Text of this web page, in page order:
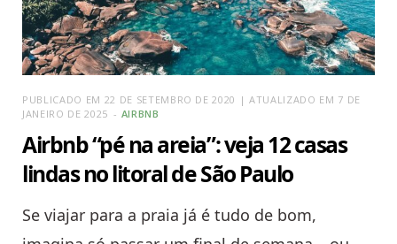
PUBLICADO EM 22 DE SETEMBRO DE 2020 | ATUALIZADO EM 7 DE
JANEIRO DE 2025
AIRBNB
Airbnb “pé na areia”: veja 12 casas
lindas no litoral de São Paulo
Se viajar para a praia já é tudo de bom,